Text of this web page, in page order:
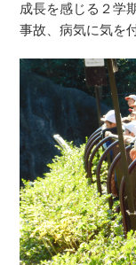
成長を感じる２学
事故、病気に気を